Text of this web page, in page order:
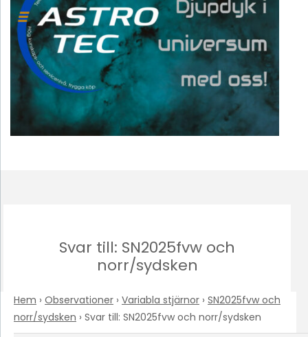
Svar till: SN2025fvw och
norr/sydsken
Hem › Observationer › Variabla stjärnor › SN2025fvw och
norr/sydsken › Svar till: SN2025fvw och norr/sydsken